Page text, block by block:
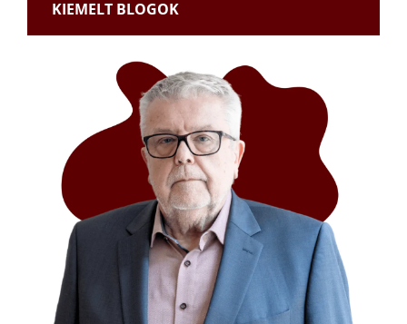
KIEMELT BLOGOK